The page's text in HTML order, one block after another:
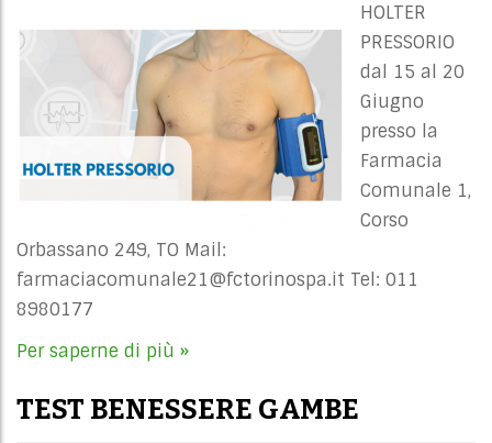
HOLTER
PRESSORIO
dal 15 al 20
Giugno
presso la
Farmacia
Comunale 1,
Corso
Orbassano 249, TO Mail:
farmaciacomunale21@fctorinospa.it Tel: 011
8980177
Per saperne di più »
TEST BENESSERE GAMBE